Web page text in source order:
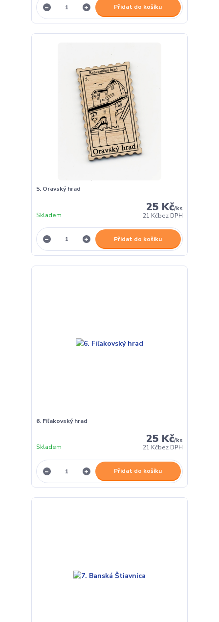
Přidat do košíku
5. Oravský hrad
25 Kč/ks
21 Kčbez DPH
Skladem
Přidat do košíku
6. Fiľakovský hrad
25 Kč/ks
21 Kčbez DPH
Skladem
Přidat do košíku